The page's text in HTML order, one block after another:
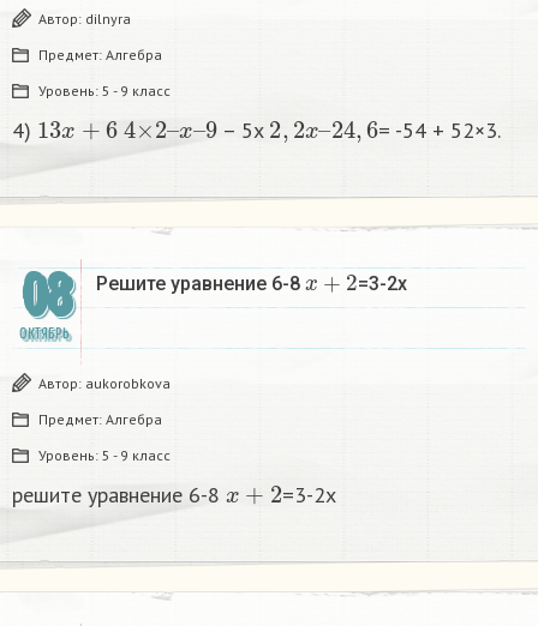
Автор: dilnyra
Предмет: Алгебра
Уровень: 5 - 9 класс
4)
13 4 2– 9
– 5x
2 2x 24 6
= -54 + 52×3.​
08
ОКТЯБРЬ
Решите уравнение 6-8
x +
=3-2x ​
Автор: aukorobkova
Предмет: Алгебра
Уровень: 5 - 9 класс
решите уравнение 6-8 =3-2x ​